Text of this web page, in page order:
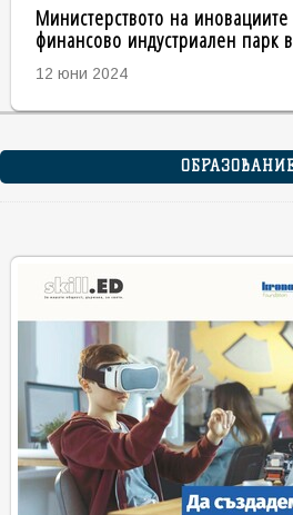
Министерството на
финансово индустриален парк
12 юни 2024